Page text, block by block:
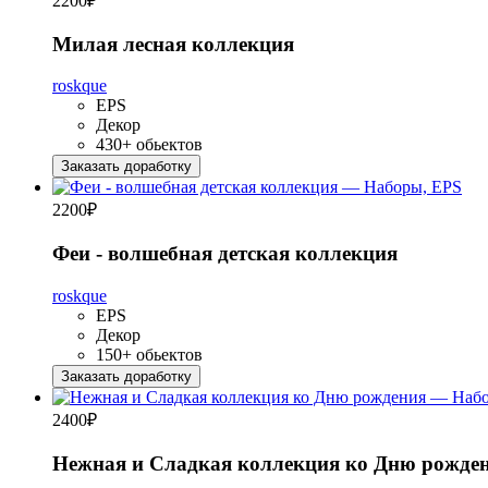
Милая лесная коллекция
roskque
EPS
Декор
430+ обьектов
Заказать доработку
2200₽
Феи - волшебная детская коллекция
roskque
EPS
Декор
150+ обьектов
Заказать доработку
2400₽
Нежная и Сладкая коллекция ко Дню